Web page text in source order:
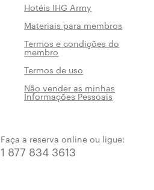
Hotéis IHG Army
Materiais para membros
Termos e condições do
membro
Termos de uso
Não vender as minhas
Informações Pessoais
Faça a reserva online ou ligue:
1 877 834 3613